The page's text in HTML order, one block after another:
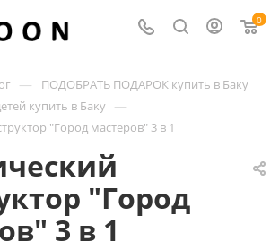
0
— ПОДОБРАТЬ ПОДАРОК купить в Баку
купить в Баку —
"Город мастеров" 3 в 1
"Город
3 в 1